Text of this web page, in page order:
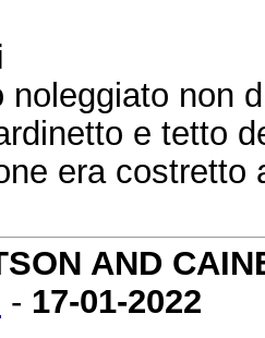
noleggiato non
e tetto
era costretto
AND
- 17-01-2022